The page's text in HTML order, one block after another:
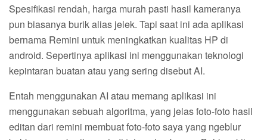
Spesifikasi rendah, harga murah pasti hasil kameranya
pun biasanya burik alias jelek. Tapi saat ini ada aplikasi
bernama Remini untuk meningkatkan kualitas HP di
android. Sepertinya aplikasi ini menggunakan teknologi
kepintaran buatan atau yang sering disebut AI.
Entah menggunakan AI atau memang aplikasi ini
menggunakan sebuah algoritma, yang jelas foto-foto hasil
editan dari remini membuat foto-foto saya yang ngeblur